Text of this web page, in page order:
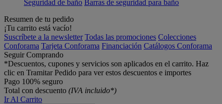
Seguridad de baño Barras de seguridad para baño
Resumen de tu pedido
¡Tu carrito está vacío!
Suscríbete a la newsletter Todas las promociones Colecciones
Conforama Tarjeta Conforama Financiación Catálogos Conforama
Seguir Comprando
*Descuentos, cupones y servicios son aplicados en el carrito. Haz
clic en Tramitar Pedido para ver estos descuentos e importes
Pago 100% seguro
Total con descuento (IVA incluido*)
Ir Al Carrito